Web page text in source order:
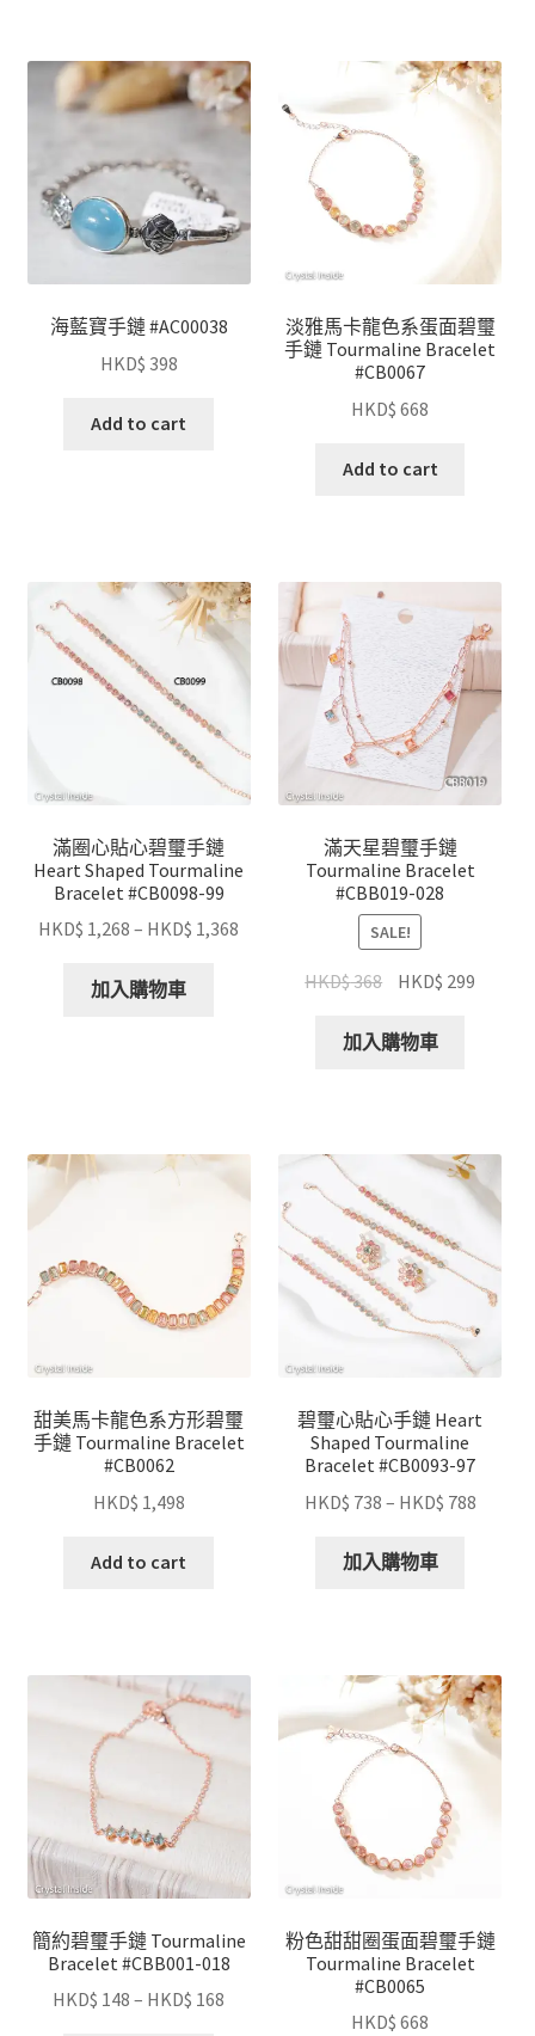
海藍寶手鏈 #AC00038
HKD$ 398
Add to cart
淡雅馬卡龍色系蛋面碧璽
手鏈 Tourmaline Bracelet
#CB0067
HKD$ 668
Add to cart
滿圈心貼心碧璽手鏈
Heart Shaped Tourmaline
Bracelet #CB0098-99
HKD$ 1,268 – HKD$ 1,368
加入購物車
滿天星碧璽手鏈
Tourmaline Bracelet
#CBB019-028
SALE!
HKD$368 HKD$ 299
加入購物車
甜美馬卡龍色系方形碧璽
手鏈 Tourmaline Bracelet
#CB0062
HKD$ 1,498
Add to cart
碧璽心貼心手鏈 Heart
Shaped Tourmaline
Bracelet #CB0093-97
HKD$ 738 – HKD$ 788
加入購物車
簡約碧璽手鏈 Tourmaline
Bracelet #CBB001-018
HKD$ 148 – HKD$ 168
粉色甜甜圈蛋面碧璽手鏈
Tourmaline Bracelet
#CB0065
HKD$ 668